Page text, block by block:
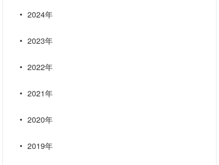
2024年
2023年
2022年
2021年
2020年
2019年